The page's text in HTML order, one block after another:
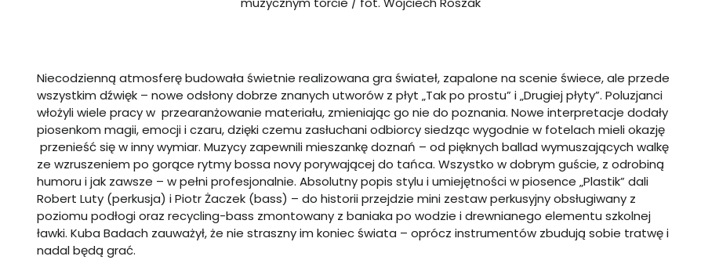
Niecodzienną atmosferę budowała świetnie realizowana gra świateł, zapalone na scenie świece, ale przede
wszystkim dźwięk – nowe odsłony dobrze znanych utworów z płyt „Tak po prostu” i „Drugiej płyty”. Poluzjanci
włożyli wiele pracy w przearanżowanie materiału, zmieniając go nie do poznania. Nowe interpretacje dodały
piosenkom magii, emocji i czaru, dzięki czemu zasłuchani odbiorcy siedząc wygodnie w fotelach mieli okazję
przenieść się w inny wymiar. Muzycy zapewnili mieszankę doznań – od pięknych ballad wymuszających walkę
ze wzruszeniem po gorące rytmy bossa novy porywającej do tańca. Wszystko w dobrym guście, z odrobiną
humoru i jak zawsze – w pełni profesjonalnie. Absolutny popis stylu i umiejętności w piosence „Plastik” dali
Robert Luty (perkusja) i Piotr Żaczek (bass) – do historii przejdzie mini zestaw perkusyjny obsługiwany z
poziomu podłogi oraz recycling-bass zmontowany z baniaka po wodzie i drewnianego elementu szkolnej
ławki. Kuba Badach zauważył, że nie straszny im koniec świata – oprócz instrumentów zbudują sobie tratwę i
nadal będą grać.